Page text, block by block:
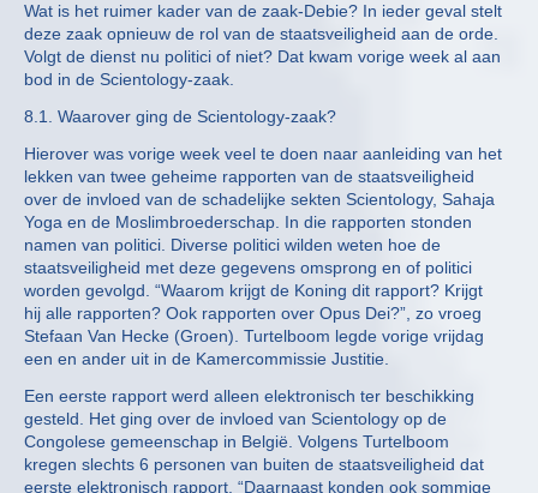
Wat is het ruimer kader van de zaak-Debie? In ieder geval stelt
deze zaak opnieuw de rol van de staatsveiligheid aan de orde.
Volgt de dienst nu politici of niet? Dat kwam vorige week al aan
bod in de Scientology-zaak.
8.1. Waarover ging de Scientology-zaak?
Hierover was vorige week veel te doen naar aanleiding van het
lekken van twee geheime rapporten van de staatsveiligheid
over de invloed van de schadelijke sekten Scientology, Sahaja
Yoga en de Moslimbroederschap. In die rapporten stonden
namen van politici. Diverse politici wilden weten hoe de
staatsveiligheid met deze gegevens omsprong en of politici
worden gevolgd. “Waarom krijgt de Koning dit rapport? Krijgt
hij alle rapporten? Ook rapporten over Opus Dei?”, zo vroeg
Stefaan Van Hecke (Groen). Turtelboom legde vorige vrijdag
een en ander uit in de Kamercommissie Justitie.
Een eerste rapport werd alleen elektronisch ter beschikking
gesteld. Het ging over de invloed van Scientology op de
Congolese gemeenschap in België. Volgens Turtelboom
kregen slechts 6 personen van buiten de staatsveiligheid dat
eerste elektronisch rapport. “Daarnaast konden ook sommige